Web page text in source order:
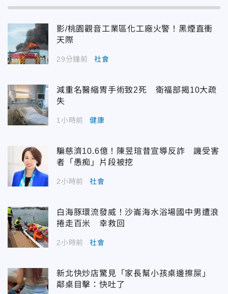
影/桃園觀音工業區化工廠火警！黑煙直衝
天際
29分鐘前 社會
減重名醫縮胃手術致2死 衛福部揭10大疏
失
1小時前 健康
騙慈濟10.6億！陳昱瑄昔宣導反詐 譏受害
者「愚痴」片段被挖
2小時前 社會
白海豚環流發威！沙崙海水浴場國中男遭浪
捲走百米 幸救回
2小時前 社會
新北快炒店驚見「家長幫小孩桌邊擦屎」
鄰桌目擊：快吐了